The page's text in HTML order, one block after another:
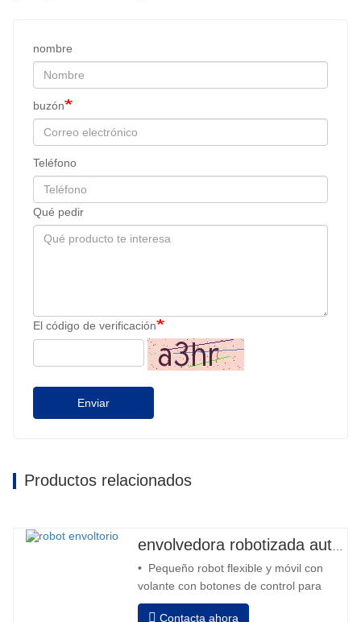
nombre
buzón
Teléfono
Qué pedir
El código de verificación
Enviar
Productos relacionados
• Pequeño robot flexible y móvil con
volante con botones de control para
avanzar y retroceder • Operación fuera
Contacta ahora